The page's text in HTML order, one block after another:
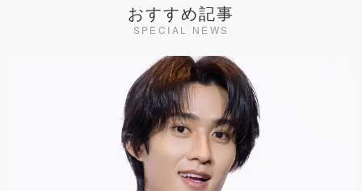
おすすめ記事
SPECIAL NEWS